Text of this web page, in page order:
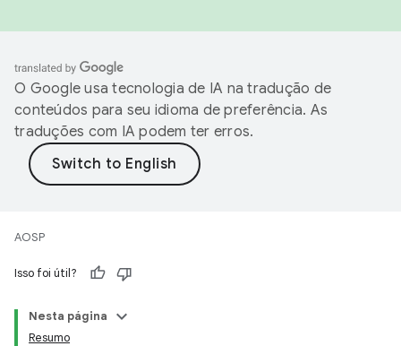
O Google usa tecnologia de IA na tradução de
conteúdos para seu idioma de preferência. As
traduções com IA podem ter erros.
AOSP
Isso foi útil?
Nesta página
Resumo